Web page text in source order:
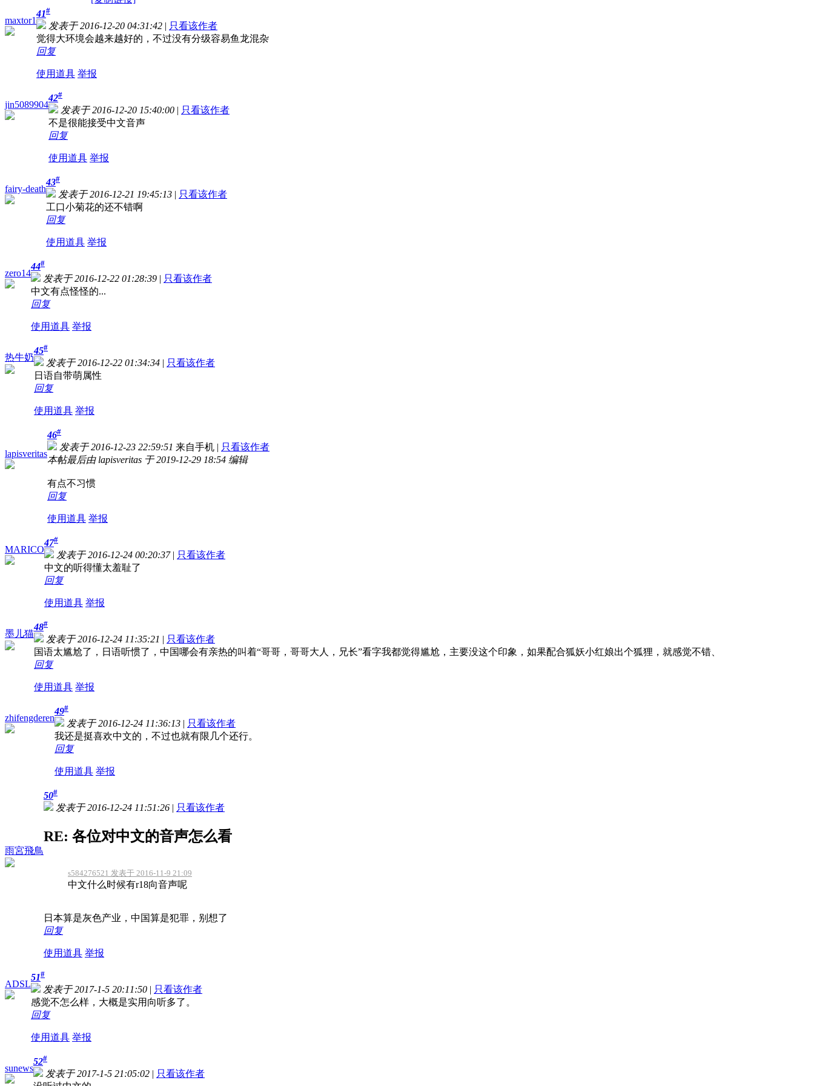
maxtor1
41#
发表于 2016-12-20 04:31:42 | 只看该作者
觉得大环境会越来越好的，不过没有分级容易鱼龙混杂
回复
使用道具 举报
jin5089904
42#
发表于 2016-12-20 15:40:00 | 只看该作者
不是很能接受中文音声
回复
使用道具 举报
fairy-death
43#
发表于 2016-12-21 19:45:13 | 只看该作者
工口小菊花的还不错啊
回复
使用道具 举报
zero14
44#
发表于 2016-12-22 01:28:39 | 只看该作者
中文有点怪怪的...
回复
使用道具 举报
热牛奶
45#
发表于 2016-12-22 01:34:34 | 只看该作者
日语自带萌属性
回复
使用道具 举报
lapisveritas
46#
发表于 2016-12-23 22:59:51 来自手机 | 只看该作者
本帖最后由 lapisveritas 于 2019-12-29 18:54 编辑
有点不习惯
回复
使用道具 举报
MARICO
47#
发表于 2016-12-24 00:20:37 | 只看该作者
中文的听得懂太羞耻了
回复
使用道具 举报
墨儿猫
48#
发表于 2016-12-24 11:35:21 | 只看该作者
国语太尴尬了，日语听惯了，中国哪会有亲热的叫着“哥哥，哥哥大人，兄长”看字我都觉得尴尬，主要没这个印象，如果配合狐妖小红娘出个狐狸，就感觉不错、
回复
使用道具 举报
zhifengderen
49#
发表于 2016-12-24 11:36:13 | 只看该作者
我还是挺喜欢中文的，不过也就有限几个还行。
回复
使用道具 举报
雨宮飛鳥
50#
发表于 2016-12-24 11:51:26 | 只看该作者
RE: 各位对中文的音声怎么看
s584276521 发表于 2016-11-9 21:09
中文什么时候有r18向音声呢
日本算是灰色产业，中国算是犯罪，别想了
回复
使用道具 举报
ADSL
51#
发表于 2017-1-5 20:11:50 | 只看该作者
感觉不怎么样，大概是实用向听多了。
回复
使用道具 举报
sunews
52#
发表于 2017-1-5 21:05:02 | 只看该作者